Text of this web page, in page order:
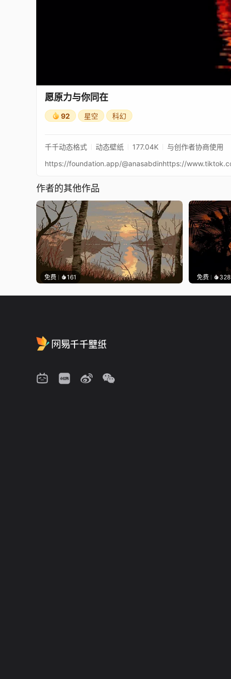
愿原力与你同在
92 星空 科幻
千千动态格式 动态壁纸 177.04K 与创作者协商使用
作者的其他作品
免费 161 免费 328